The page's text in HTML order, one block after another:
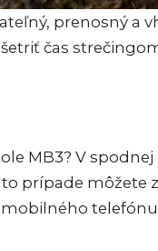
prenosný a
čas
MB3? V
prípade